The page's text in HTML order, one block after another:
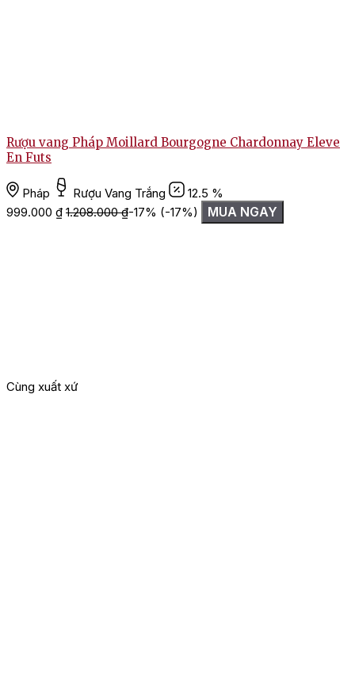
Rượu vang Pháp Moillard Bourgogne Chardonnay Eleve
En Futs
Pháp Rượu Vang Trắng
12.5 %
999.000 ₫ 1.208.000₫-17% (-17%) MUA NGAY
Cùng xuất xứ